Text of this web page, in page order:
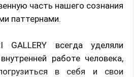
часть нашего сознания
паттернами.
GALLERY всегда уделяли
работе человека,
в себя и свои